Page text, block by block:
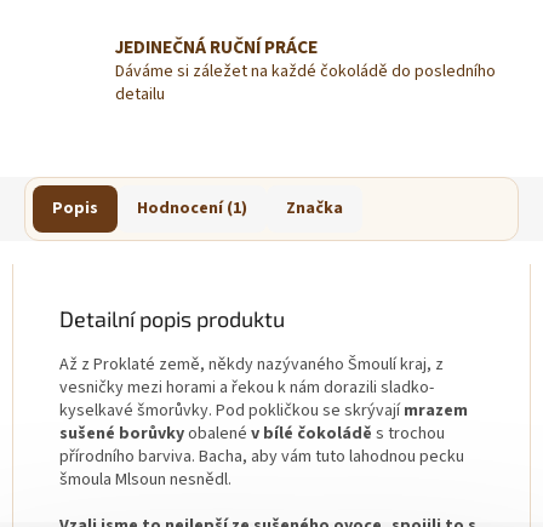
JEDINEČNÁ RUČNÍ PRÁCE
Dáváme si záležet na každé čokoládě do posledního
detailu
Popis Hodnocení (1) Značka
Detailní popis produktu
Až z Proklaté země, někdy nazývaného Šmoulí kraj, z
vesničky mezi horami a řekou k nám dorazili sladko-
kyselkavé šmorůvky. Pod pokličkou se skrývajímrazem
sušené borůvkyobalené v bílé čokoládě s trochou
přírodního barviva. Bacha, aby vám tuto lahodnou pecku
šmoula Mlsoun nesnědl.